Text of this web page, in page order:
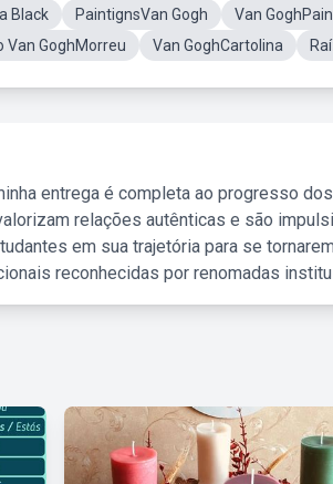
Black PaintignsVan Gogh
Van
Van GoghMorreu Van GoghCartolina
entrega é completa ao progresso
relações autênticas e são
em sua trajetória para se
reconhecidas por renomadas